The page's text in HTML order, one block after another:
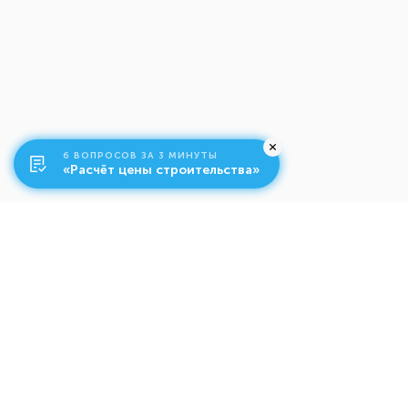
6 ВОПРОСОВ ЗА 3 МИНУТЫ
«Расчёт цены строительства»